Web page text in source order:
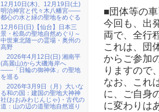
■団体等の
今回も、出
両で、全行
これは、団
からご参加
りますので
なお、これ
に、ご自身
に変わりは
12月10日(木)、12月19日(土)
明治神宮と代々木八幡宮――
都心の水と緑の聖地をめぐる
12月6日(日)【仙台】日本三
景・松島の聖地自然めぐり～
中世東北随一の霊場・奥州の
高野
2026年4月12日(日) 湘南平
(高麗山)から大磯海岸へ
――「日輪の御神体」の聖地
を巡る
2026年3月9日（月）大いな
る和の国：建国の聖地大神神
社(おおみわじんじゃ)・古代の
道：山の辺の道聖地自然巡り